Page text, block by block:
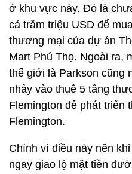
ở khu vực này. Đó là
cả trăm triệu USD để
thương mại của dự án
Mart Phú Thọ. Ngoài ra,
thế giới là Parkson cũng
nhảy vào thuê 5 tầng
Flemington để phát triển
Flemington.
Chính vì điều này nên
ngay giao lộ mặt tiền